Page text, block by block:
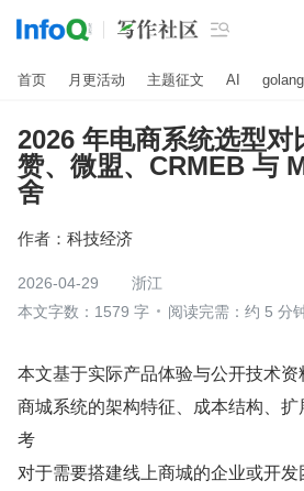

首页 月更活动 主题征文 AI golang
2026 年电商系统选型对
赞、微盟、CRMEB 与
舍
作者： 科技经济
2026-04-29
浙江
本文字数：1579 字
阅读完需：约 5 分
本文基于实际产品体验与公开技术
商城系统的架构特征、成本结构、
考
对于需要搭建线上商城的企业或开